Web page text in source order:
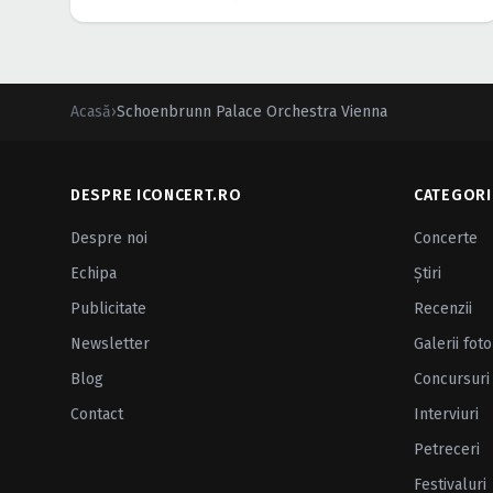
Acasă›Schoenbrunn Palace Orchestra Vienna
DESPRE ICONCERT.RO
Despre noi
Echipa
Publicitate
Newsletter
Blog
Contact
Concerte
Ştiri
Recenzii
Galerii foto
Concursuri
Interviuri
Petreceri
Festivaluri